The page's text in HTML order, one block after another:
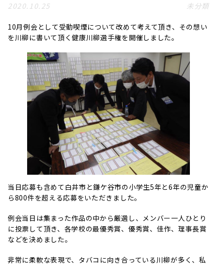
2020.10.25 未分類
10月例会として受動喫煙について改めて考えて頂き、その想い
を川柳に書いて頂く健康川柳選手権を開催しました。
当日応募も含めて白井市と鎌ケ谷市の小学生5年と6年の児童か
ら800件を超える応募をいただきました。
例会当日は集まった作品の中から厳選し、メンバー一人ひとり
に投票して頂き、各学校の最優秀賞、優秀賞、佳作、理事長賞
などを決めました。
非常に柔軟な表現で、タバコに向き合っている川柳が多く、私